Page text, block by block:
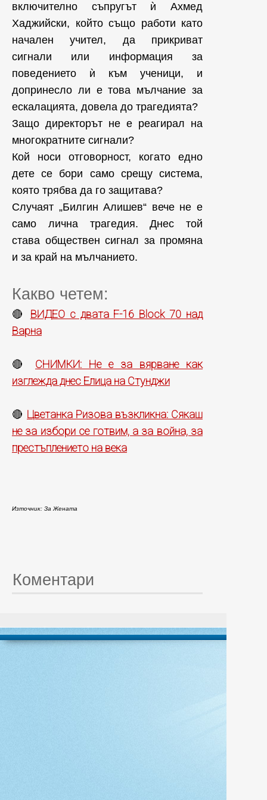
включително съпругът ѝ Ахмед
Хаджийски, който също работи като
начален учител, да прикриват
сигнали или информация за
поведението ѝ към ученици, и
допринесло ли е това мълчание за
ескалацията, довела до трагедията?
Защо директорът не е реагирал на
многократните сигнали?
Кой носи отговорност, когато едно
дете се бори само срещу система,
която трябва да го защитава?
Случаят „Билгин Алишев“ вече не е
само лична трагедия. Днес той
става обществен сигнал за промяна
и за край на мълчанието.
Какво четем:
🔴 ВИДЕО с двата F-16 Block 70 над
Варна
🔴 СНИМКИ: Не е за вярване как
изглежда днес Елица на Стунджи
🔴 Цветанка Ризова възкликна: Сякаш
не за избори се готвим, а за война, за
престъплението на века
Източник: За Жената
Коментари